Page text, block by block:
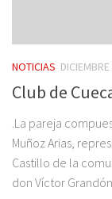
NOTICIAS
Club de
.La pareja
Muñoz Arias,
Castillo de la
don Víctor